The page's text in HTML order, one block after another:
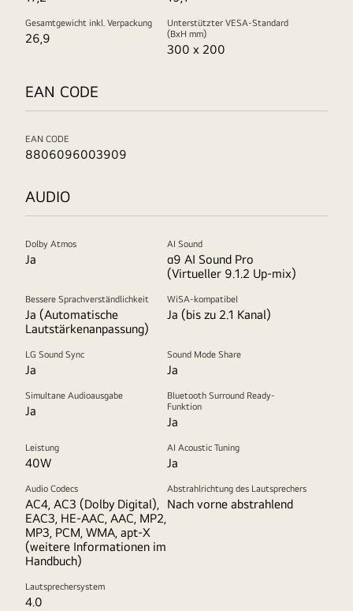
Gesamtgewicht inkl. Verpackung
26,9
Unterstützter VESA-Standard
(BxH mm)
300 x 200
EAN CODE
EAN CODE
8806096003909
AUDIO
Dolby Atmos
Ja
AI Sound
α9 AI Sound Pro
(Virtueller 9.1.2 Up-mix)
Bessere Sprachverständlichkeit
Ja (Automatische
Lautstärkenanpassung)
WiSA-kompatibel
Ja (bis zu 2.1 Kanal)
LG Sound Sync
Ja
Sound Mode Share
Ja
Simultane Audioausgabe
Ja
Bluetooth Surround Ready-
Funktion
Ja
Leistung
40W
AI Acoustic Tuning
Ja
Audio Codecs
AC4, AC3 (Dolby Digital),
EAC3, HE-AAC, AAC, MP2,
MP3, PCM, WMA, apt-X
(weitere Informationen im
Handbuch)
Abstrahlrichtung des Lautsprechers
Nach vorne abstrahlend
Lautsprechersystem
4.0